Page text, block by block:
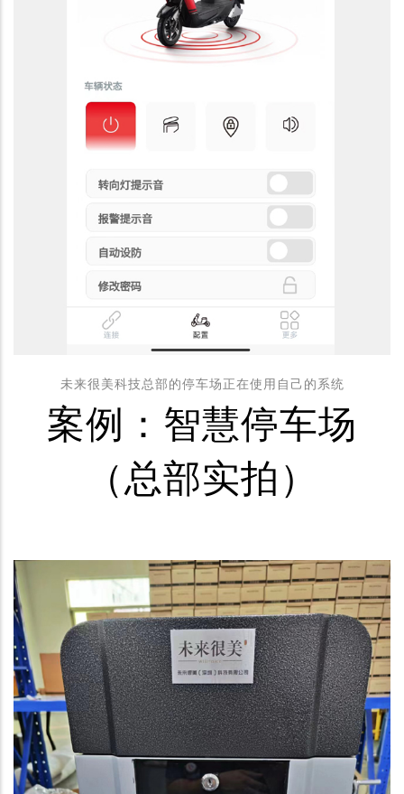
未来很美科技总部的停车场正在使用自己的系统
案例：智慧停车场
（总部实拍）